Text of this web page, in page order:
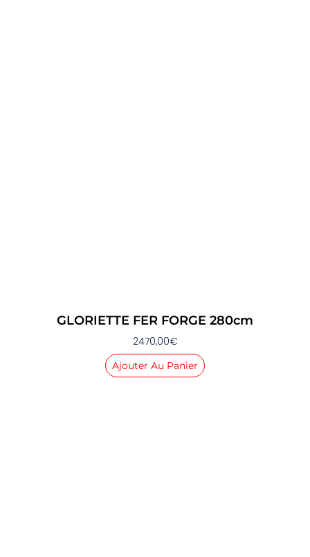
GLORIETTE FER FORGE 280cm
2470,00€
Ajouter Au Panier